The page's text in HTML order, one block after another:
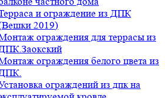
и ограждение из ДПК
2019)
ограждения для террасы из
ограждения белого цвета из
ограждений из дпк на